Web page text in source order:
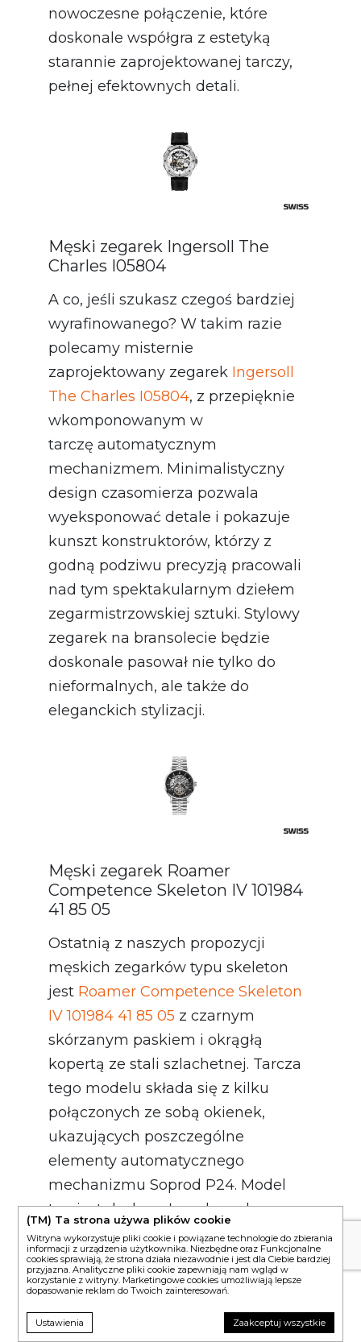
nowoczesne połączenie, które
doskonale współgra z estetyką
starannie zaprojektowanej tarczy,
pełnej efektownych detali.
Męski zegarek Ingersoll The
Charles I05804
A co, jeśli szukasz czegoś bardziej
wyrafinowanego? W takim razie
polecamy misternie
zaprojektowany zegarek Ingersoll
The Charles I05804, z przepięknie
wkomponowanym w
tarczę automatycznym
mechanizmem. Minimalistyczny
design czasomierza pozwala
wyeksponować detale i pokazuje
kunszt konstruktorów, którzy z
godną podziwu precyzją pracowali
nad tym spektakularnym dziełem
zegarmistrzowskiej sztuki. Stylowy
zegarek na bransolecie będzie
doskonale pasował nie tylko do
nieformalnych, ale także do
eleganckich stylizacji.
Męski zegarek Roamer
Competence Skeleton IV 101984
41 85 05
Ostatnią z naszych propozycji
męskich zegarków typu skeleton
jest Roamer Competence Skeleton
IV 101984 41 85 05 z czarnym
skórzanym paskiem i okrągłą
kopertą ze stali szlachetnej. Tarcza
tego modelu składa się z kilku
połączonych ze sobą okienek,
ukazujących poszczególne
elementy automatycznego
mechanizmu Soprod P24. Model
ten jest doskonałym dowodem na
to, że zegarek skeleton może być
bardzo elegancki i doskonale
sprawdzi się jako dodatek na
(TM) Ta strona używa plików cookie
Witryna wykorzystuje pliki cookie i powiązane technologie do zbierania
informacji z urządzenia użytkownika. Niezbędne oraz Funkcjonalne
cookies sprawiają, że strona działa niezawodnie i jest dla Ciebie bardziej
przyjazna. Analityczne pliki cookie zapewniają nam wgląd w
korzystanie z witryny. Marketingowe cookies umożliwiają lepsze
dopasowanie reklam do Twoich zainteresowań.
Ustawienia Zaakceptuj wszystkie